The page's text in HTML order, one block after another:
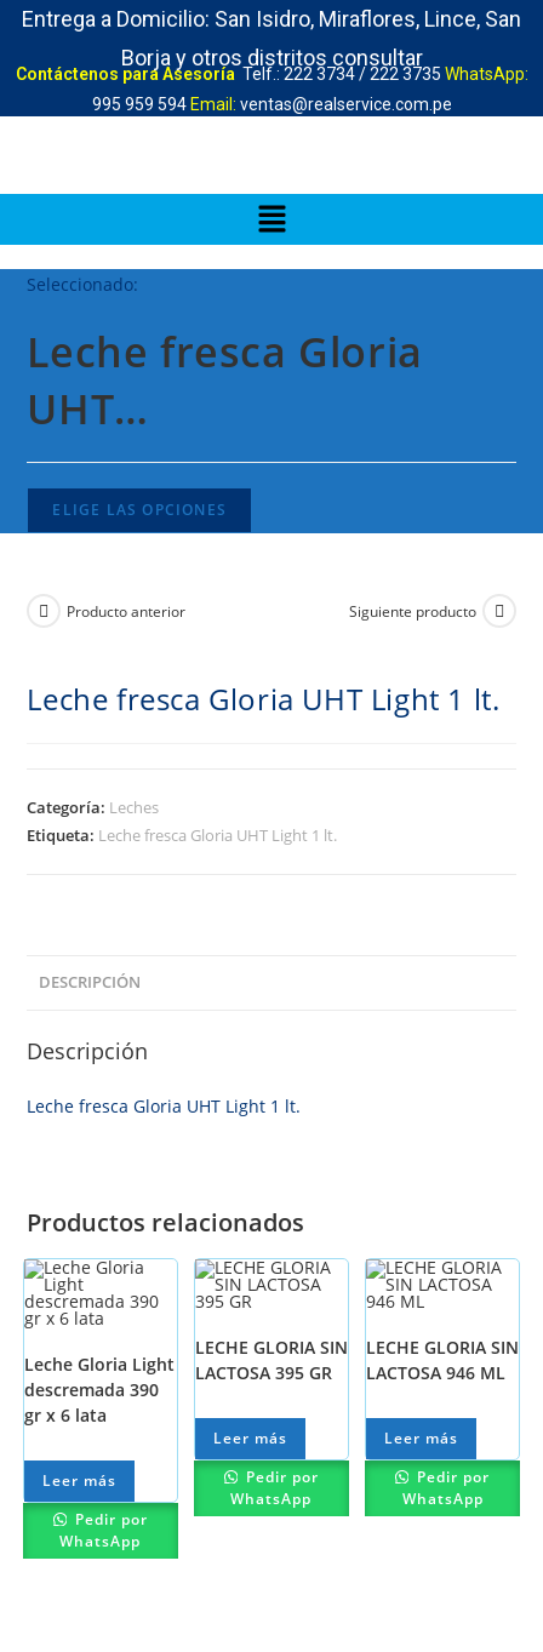
Entrega a Domicilio: San Isidro, Miraflores, Lince, San
Borja y otros distritos consultar
Contáctenos para Asesoría Telf.: 222 3734 / 222 3735 WhatsApp:
995 959 594 Email: ventas@realservice.com.pe
Seleccionado:
Leche fresca Gloria
UHT…
ELIGE LAS OPCIONES
Producto anterior Siguiente producto
Leche fresca Gloria UHT Light 1 lt.
Categoría: Leches
Etiqueta: Leche fresca Gloria UHT Light 1 lt.
DESCRIPCIÓN
Descripción
Leche fresca Gloria UHT Light 1 lt.
Productos relacionados
Leche Gloria Light
descremada 390
gr x 6 lata
Leer más
Pedir por
WhatsApp
LECHE GLORIA SIN
LACTOSA 395 GR
Leer más
Pedir por
WhatsApp
LECHE GLORIA SIN
LACTOSA 946 ML
Leer más
Pedir por
WhatsApp